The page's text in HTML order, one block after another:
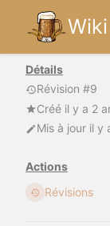
Détails
Révision #9
Créé il y a 2
Mis à jour il y
Actions
Révisions